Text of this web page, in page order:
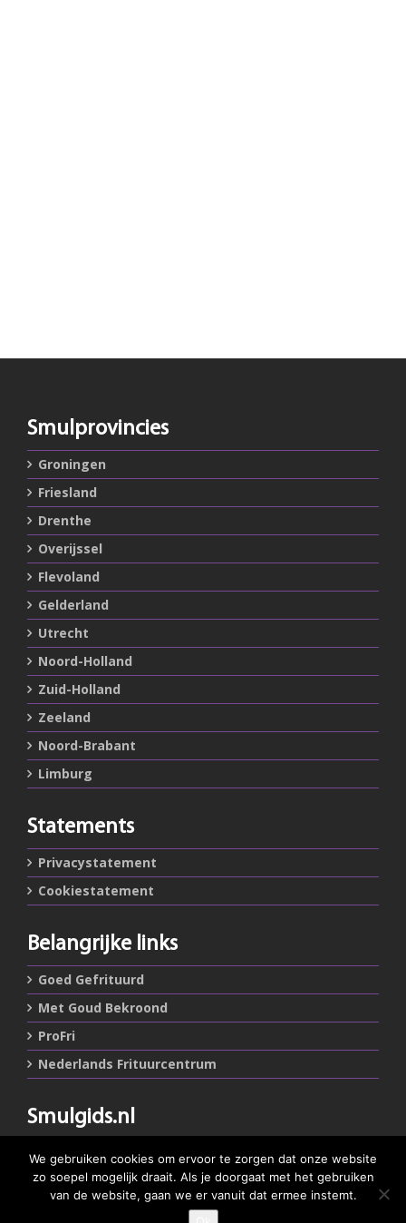
Smulprovincies
Groningen
Friesland
Drenthe
Overijssel
Flevoland
Gelderland
Utrecht
Noord-Holland
Zuid-Holland
Zeeland
Noord-Brabant
Limburg
Statements
Privacystatement
Cookiestatement
Belangrijke links
Goed Gefrituurd
Met Goud Bekroond
ProFri
Nederlands Frituurcentrum
Smulgids.nl
Blaarthemseweg 72
5502 JW Veldhoven
We gebruiken cookies om ervoor te zorgen dat onze website
zo soepel mogelijk draait. Als je doorgaat met het gebruiken
van de website, gaan we er vanuit dat ermee instemt.